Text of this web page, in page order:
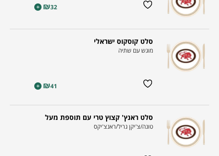
₪32
+
סלט קוסקוס ישראלי
מוגש עם שתיה
₪41
+
סלט ראנץ' קצוץ טרי עם תוספת מעל
טונה/צ'יקן גריל/ראנצ'יקס